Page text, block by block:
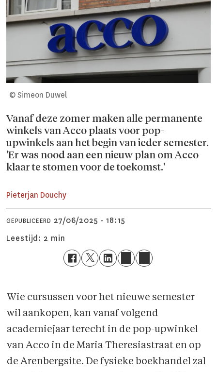
© Simeon Duwel
Vanaf deze zomer maken alle permanente
winkels van Acco plaats voor pop-
upwinkels aan het begin van ieder semester.
'Er was nood aan een nieuw plan om Acco
klaar te stomen voor de toekomst.'
Pieterjan Douchy
GEPUBLICEERD
27/06/2025 - 18:15
Leestijd: 2 min
Wie cursussen voor het nieuwe semester
wil aankopen, kan vanaf volgend
academiejaar terecht in de pop-upwinkel
van Acco in de Maria Theresiastraat en op
de Arenbergsite. De fysieke boekhandel zal